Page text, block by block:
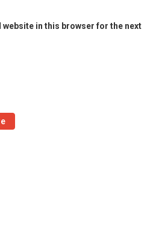
website in this browser for the next